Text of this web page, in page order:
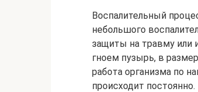
Воспалительный
небольшого
защиты на травму или
гноем пузырь, в
работа организма по
происходит